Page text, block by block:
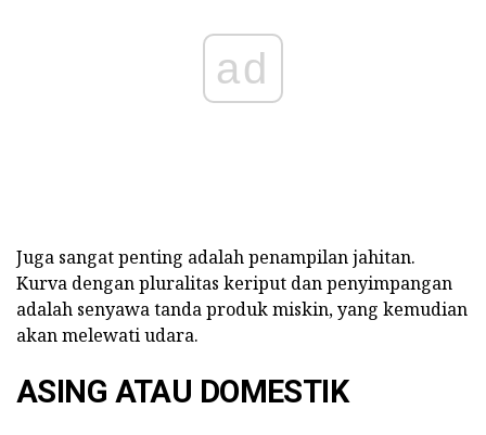
ad
Juga sangat penting adalah penampilan jahitan.
Kurva dengan pluralitas keriput dan penyimpangan
adalah senyawa tanda produk miskin, yang kemudian
akan melewati udara.
ASING ATAU DOMESTIK